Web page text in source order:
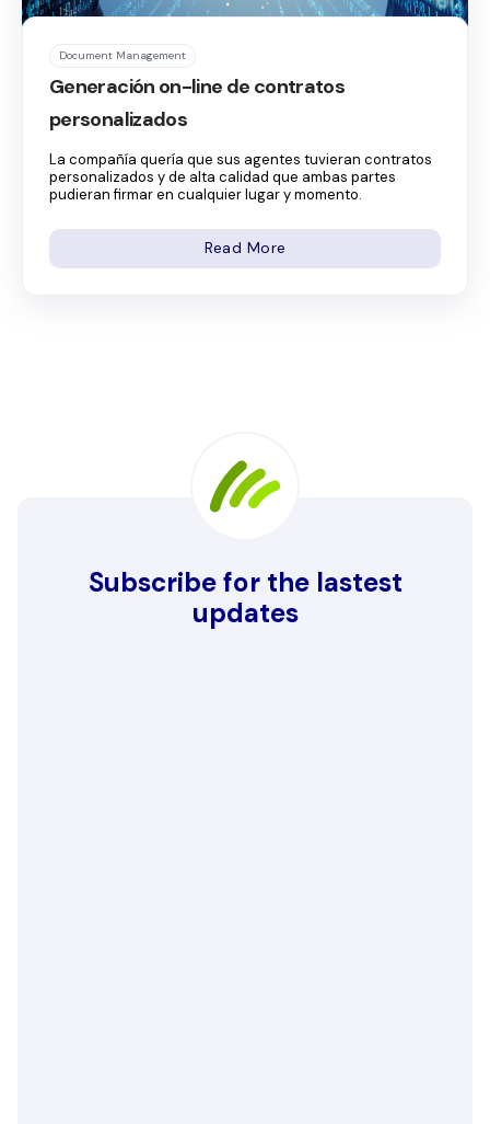
Document Management
Generación on-line de contratos
personalizados
La compañía quería que sus agentes tuvieran contratos
personalizados y de alta calidad que ambas partes
pudieran firmar en cualquier lugar y momento.
Read More
Subscribe for the lastest
updates